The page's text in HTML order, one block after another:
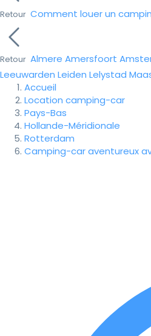
Retour Comment louer un
Retour Almere Amersfoort
Leeuwarden Leiden Lelystad
Accueil
Location camping-car
Pays-Bas
Hollande-Méridionale
Rotterdam
Camping-car aventureux